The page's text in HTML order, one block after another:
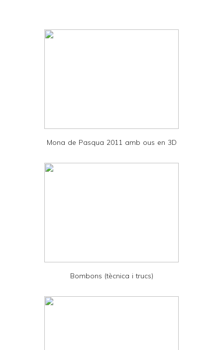
n
d
Mona de Pasqua 2011 amb ous en 3D
Bombons (tècnica i trucs)